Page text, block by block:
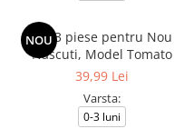
NOU
Set 3 piese pentru Nou
Nascuti, Model Tomato
39,99 Lei
Varsta:
0-3 luni